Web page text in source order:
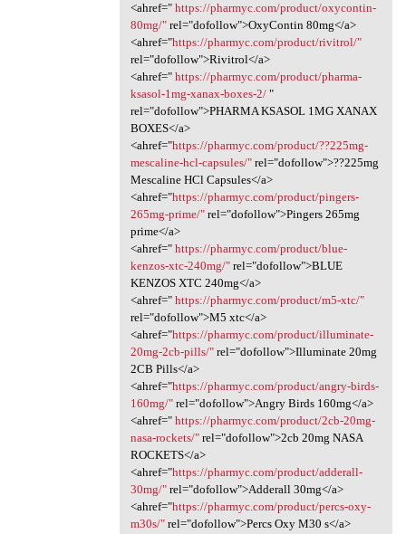
<ahref=" https://pharmyc.com/product/oxycontin-
80mg/"rel="dofollow">OxyContin 80mg</a>
<ahref="https://pharmyc.com/product/rivitrol/"
rel="dofollow">Rivitrol</a>
<ahref=" https://pharmyc.com/product/pharma-
ksasol-1mg-xanax-boxes-2/"
rel="dofollow">PHARMA KSASOL 1MG XANAX
BOXES</a>
<ahref="https://pharmyc.com/product/??225mg-
mescaline-hcl-capsules/"rel="dofollow">??225mg
Mescaline HCl Capsules</a>
<ahref="https://pharmyc.com/product/pingers-
265mg-prime/"rel="dofollow">Pingers 265mg
prime</a>
<ahref=" https://pharmyc.com/product/blue-
kenzos-xtc-240mg/"rel="dofollow">BLUE
KENZOS XTC 240mg</a>
<ahref=" https://pharmyc.com/product/m5-xtc/"
rel="dofollow">M5 xtc</a>
<ahref="https://pharmyc.com/product/illuminate-
20mg-2cb-pills/"rel="dofollow">Illuminate 20mg
2CB Pills</a>
<ahref="https://pharmyc.com/product/angry-birds-
160mg/"rel="dofollow">Angry Birds 160mg</a>
<ahref=" https://pharmyc.com/product/2cb-20mg-
nasa-rockets/"rel="dofollow">2cb 20mg NASA
ROCKETS</a>
<ahref="https://pharmyc.com/product/adderall-
30mg/"rel="dofollow">Adderall 30mg</a>
<ahref="https://pharmyc.com/product/percs-oxy-
m30s/"rel="dofollow">Percs Oxy M30 s</a>